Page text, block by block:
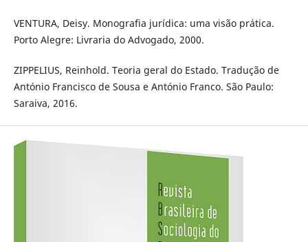
VENTURA, Deisy. Monografia jurídica: uma visão prática.
Porto Alegre: Livraria do Advogado, 2000.
ZIPPELIUS, Reinhold. Teoria geral do Estado. Tradução de
António Francisco de Sousa e António Franco. São Paulo:
Saraiva, 2016.